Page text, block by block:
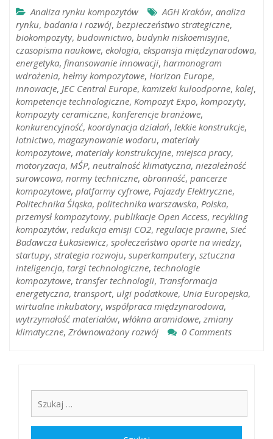
Analiza rynku kompozytów AGH Kraków, analiza
rynku, badania i rozwój, bezpieczeństwo strategiczne,
biokompozyty, budownictwo, budynki niskoemisyjne,
czasopisma naukowe, ekologia, ekspansja międzynarodowa,
energetyka, finansowanie innowacji, harmonogram
wdrożenia, hełmy kompozytowe, Horizon Europe,
innowacje, JEC Central Europe, kamizeki kuloodporne, kolej,
kompetencje technologiczne, Kompozyt Expo, kompozyty,
kompozyty ceramiczne, konferencje branżowe,
konkurencyjność, koordynacja działań, lekkie konstrukcje,
lotnictwo, magazynowanie wodoru, materiały
kompozytowe, materiały konstrukcyjne, miejsca pracy,
motoryzacja, MŚP, neutralność klimatyczna, niezależność
surowcowa, normy techniczne, obronność, pancerze
kompozytowe, platformy cyfrowe, Pojazdy Elektryczne,
Politechnika Śląska, politechnika warszawska, Polska,
przemysł kompozytowy, publikacje Open Access, recykling
kompozytów, redukcja emisji CO2, regulacje prawne, Sieć
Badawcza Łukasiewicz, społeczeństwo oparte na wiedzy,
startupy, strategia rozwoju, superkomputery, sztuczna
inteligencja, targi technologiczne, technologie
kompozytowe, transfer technologii, Transformacja
energetyczna, transport, ulgi podatkowe, Unia Europejska,
wirtualne inkubatory, współpraca międzynarodowa,
wytrzymałość materiałów, włókna aramidowe, zmiany
klimatyczne, Zrównoważony rozwój 0 Comments